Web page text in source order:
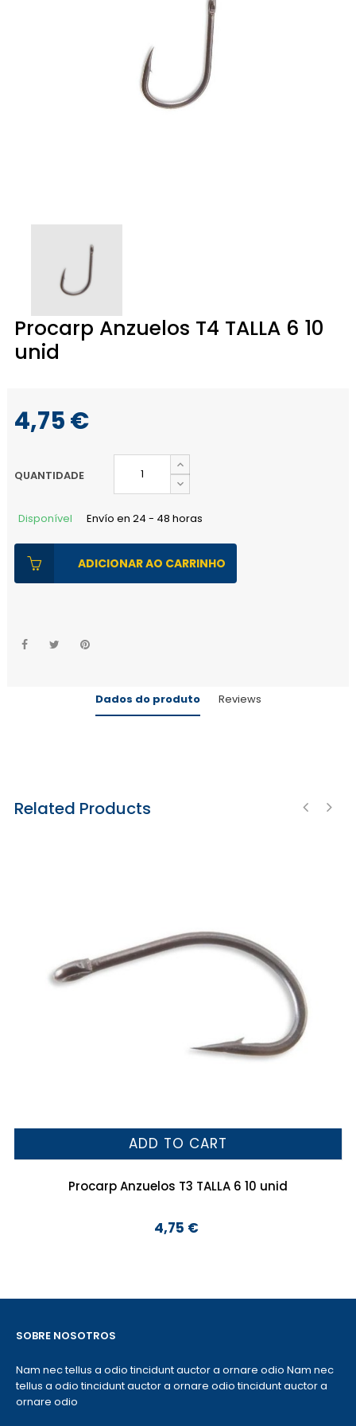
Procarp Anzuelos T4 TALLA 6 10
unid
4,75 €
QUANTIDADE
Disponível Envío en 24 - 48 horas
ADICIONAR AO CARRINHO
Dados do produto Reviews
Related Products
ADD TO CART
Procarp Anzuelos T3 TALLA 6 10 unid
Preço
4,75 €
SOBRE NOSOTROS
Nam nec tellus a odio tincidunt auctor a ornare odio Nam nec
tellus a odio tincidunt auctor a ornare odio tincidunt auctor a
ornare odio